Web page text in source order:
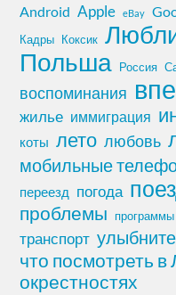
Android Apple eBay
Кадры Коксик
Польша Россия
воспоминания
жилье иммиграция
коты лето любовь
мобильные
переезд погода
проблемы программы
транспорт
что посмотреть
окрестностях